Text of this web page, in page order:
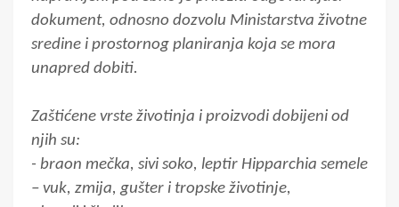
dokument, odnosno dozvolu Ministarstva životne
sredine i prostornog planiranja koja se mora
unapred dobiti.
Zaštićene vrste životinja i proizvodi dobijeni od
njih su:
- braon mečka, sivi soko, leptir Hipparchia semele
– vuk, zmija, gušter i tropske životinje,